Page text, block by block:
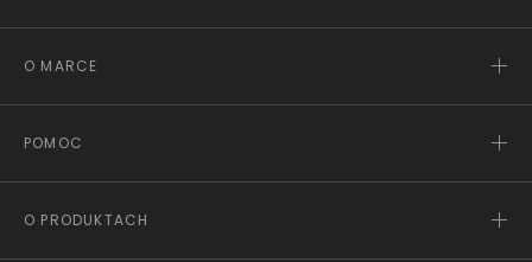
O MARCE
POMOC
O PRODUKTACH